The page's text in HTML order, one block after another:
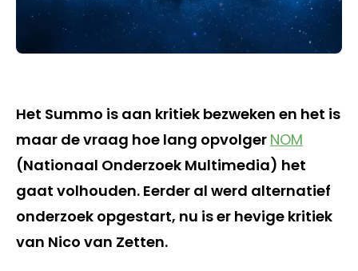
Het Summo is aan kritiek bezweken en het is
maar de vraag hoe lang opvolger NOM
(Nationaal Onderzoek Multimedia) het
gaat volhouden. Eerder al werd alternatief
onderzoek opgestart, nu is er hevige kritiek
van Nico van Zetten.